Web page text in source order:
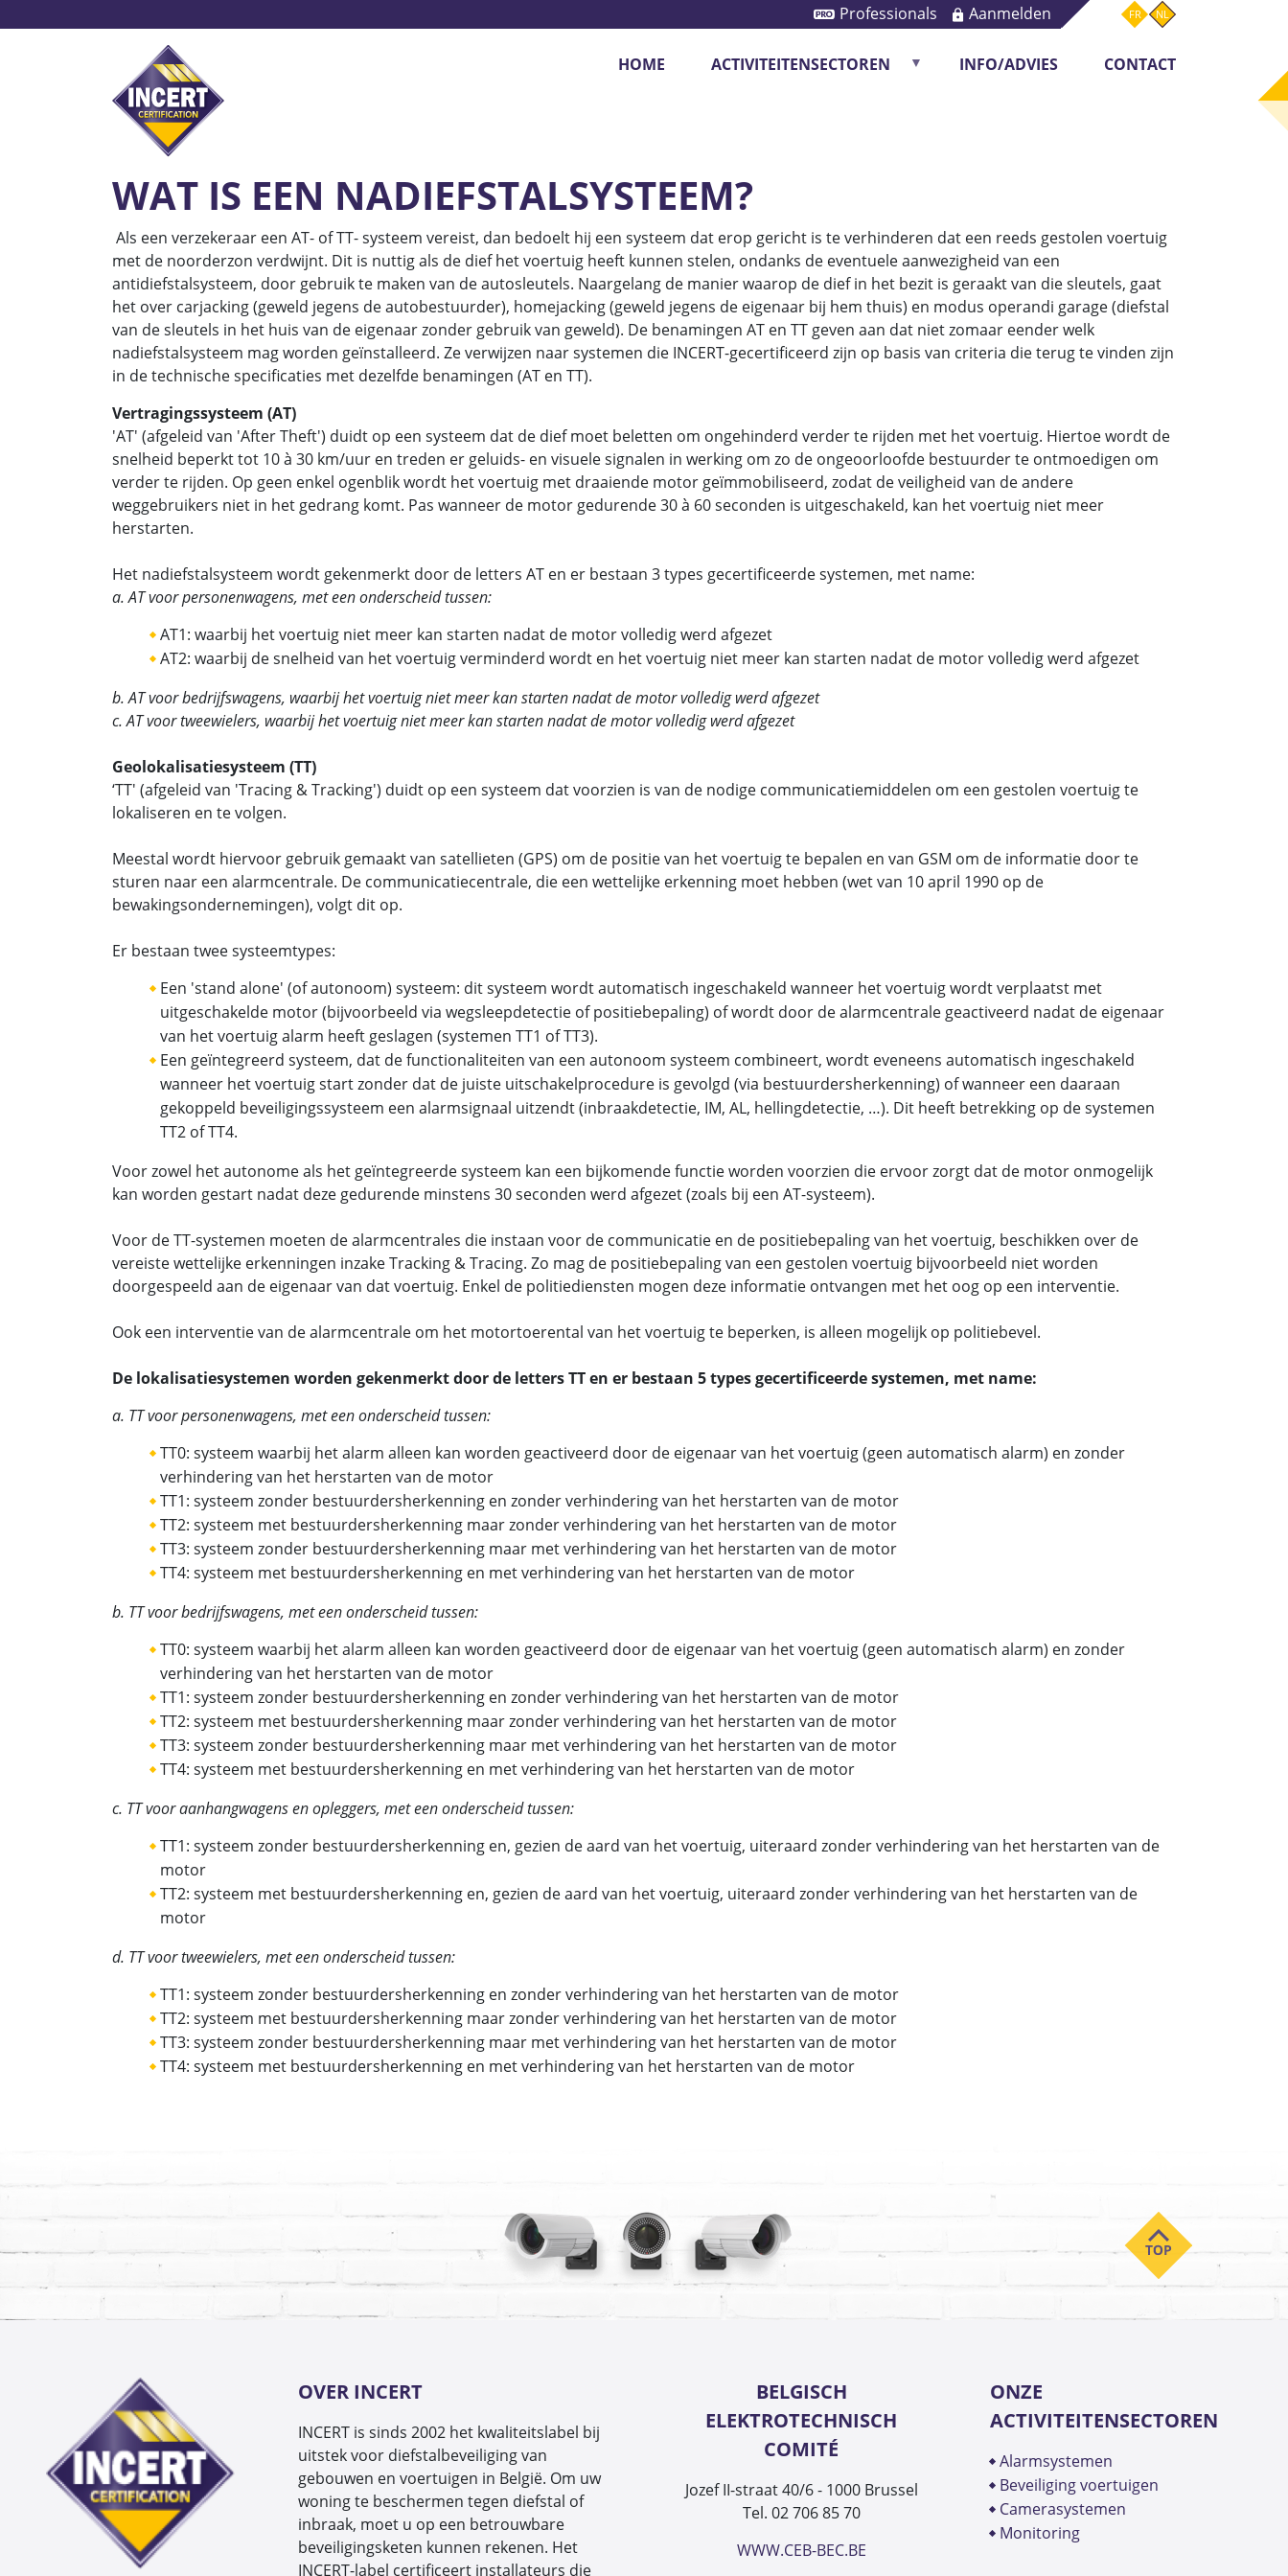
en
Professionals Aanmelden FR NL
HOME ACTIVITEITENSECTOREN INFO/ADVIES CONTACT
WAT IS EEN NADIEFSTALSYSTEEM?
Als een verzekeraar een AT- of TT- systeem vereist, dan bedoelt hij een systeem dat erop gericht is te verhinderen dat een reeds gestolen voertuig
met de noorderzon verdwijnt. Dit is nuttig als de dief het voertuig heeft kunnen stelen, ondanks de eventuele aanwezigheid van een
antidiefstalsysteem, door gebruik te maken van de autosleutels. Naargelang de manier waarop de dief in het bezit is geraakt van die sleutels, gaat
het over carjacking (geweld jegens de autobestuurder), homejacking (geweld jegens de eigenaar bij hem thuis) en modus operandi garage (diefstal
van de sleutels in het huis van de eigenaar zonder gebruik van geweld). De benamingen AT en TT geven aan dat niet zomaar eender welk
nadiefstalsysteem mag worden geïnstalleerd. Ze verwijzen naar systemen die INCERT-gecertificeerd zijn op basis van criteria die terug te vinden zijn
in de technische specificaties met dezelfde benamingen (AT en TT).
Vertragingssysteem (AT)
'AT' (afgeleid van 'After Theft') duidt op een systeem dat de dief moet beletten om ongehinderd verder te rijden met het voertuig. Hiertoe wordt de
snelheid beperkt tot 10 à 30 km/uur en treden er geluids- en visuele signalen in werking om zo de ongeoorloofde bestuurder te ontmoedigen om
verder te rijden. Op geen enkel ogenblik wordt het voertuig met draaiende motor geïmmobiliseerd, zodat de veiligheid van de andere
weggebruikers niet in het gedrang komt. Pas wanneer de motor gedurende 30 à 60 seconden is uitgeschakeld, kan het voertuig niet meer
herstarten.
Het nadiefstalsysteem wordt gekenmerkt door de letters AT en er bestaan 3 types gecertificeerde systemen, met name:
a. AT voor personenwagens, met een onderscheid tussen:
AT1: waarbij het voertuig niet meer kan starten nadat de motor volledig werd afgezet
AT2: waarbij de snelheid van het voertuig verminderd wordt en het voertuig niet meer kan starten nadat de motor volledig werd afgezet
b. AT voor bedrijfswagens, waarbij het voertuig niet meer kan starten nadat de motor volledig werd afgezet
c. AT voor tweewielers, waarbij het voertuig niet meer kan starten nadat de motor volledig werd afgezet
Geolokalisatiesysteem (TT)
‘TT' (afgeleid van 'Tracing & Tracking') duidt op een systeem dat voorzien is van de nodige communicatiemiddelen om een gestolen voertuig te
lokaliseren en te volgen.
Meestal wordt hiervoor gebruik gemaakt van satellieten (GPS) om de positie van het voertuig te bepalen en van GSM om de informatie door te
sturen naar een alarmcentrale. De communicatiecentrale, die een wettelijke erkenning moet hebben (wet van 10 april 1990 op de
bewakingsondernemingen), volgt dit op.
Er bestaan twee systeemtypes:
Een 'stand alone' (of autonoom) systeem: dit systeem wordt automatisch ingeschakeld wanneer het voertuig wordt verplaatst met
uitgeschakelde motor (bijvoorbeeld via wegsleepdetectie of positiebepaling) of wordt door de alarmcentrale geactiveerd nadat de eigenaar
van het voertuig alarm heeft geslagen (systemen TT1 of TT3).
Een geïntegreerd systeem, dat de functionaliteiten van een autonoom systeem combineert, wordt eveneens automatisch ingeschakeld
wanneer het voertuig start zonder dat de juiste uitschakelprocedure is gevolgd (via bestuurdersherkenning) of wanneer een daaraan
gekoppeld beveiligingssysteem een alarmsignaal uitzendt (inbraakdetectie, IM, AL, hellingdetectie, …). Dit heeft betrekking op de systemen
TT2 of TT4.
Voor zowel het autonome als het geïntegreerde systeem kan een bijkomende functie worden voorzien die ervoor zorgt dat de motor onmogelijk
kan worden gestart nadat deze gedurende minstens 30 seconden werd afgezet (zoals bij een AT-systeem).
Voor de TT-systemen moeten de alarmcentrales die instaan voor de communicatie en de positiebepaling van het voertuig, beschikken over de
vereiste wettelijke erkenningen inzake Tracking & Tracing. Zo mag de positiebepaling van een gestolen voertuig bijvoorbeeld niet worden
doorgespeeld aan de eigenaar van dat voertuig. Enkel de politiediensten mogen deze informatie ontvangen met het oog op een interventie.
Ook een interventie van de alarmcentrale om het motortoerental van het voertuig te beperken, is alleen mogelijk op politiebevel.
De lokalisatiesystemen worden gekenmerkt door de letters TT en er bestaan 5 types gecertificeerde systemen, met name:
a. TT voor personenwagens, met een onderscheid tussen:
TT0: systeem waarbij het alarm alleen kan worden geactiveerd door de eigenaar van het voertuig (geen automatisch alarm) en zonder
verhindering van het herstarten van de motor
TT1: systeem zonder bestuurdersherkenning en zonder verhindering van het herstarten van de motor
TT2: systeem met bestuurdersherkenning maar zonder verhindering van het herstarten van de motor
TT3: systeem zonder bestuurdersherkenning maar met verhindering van het herstarten van de motor
TT4: systeem met bestuurdersherkenning en met verhindering van het herstarten van de motor
b. TT voor bedrijfswagens, met een onderscheid tussen:
TT0: systeem waarbij het alarm alleen kan worden geactiveerd door de eigenaar van het voertuig (geen automatisch alarm) en zonder
verhindering van het herstarten van de motor
TT1: systeem zonder bestuurdersherkenning en zonder verhindering van het herstarten van de motor
TT2: systeem met bestuurdersherkenning maar zonder verhindering van het herstarten van de motor
TT3: systeem zonder bestuurdersherkenning maar met verhindering van het herstarten van de motor
TT4: systeem met bestuurdersherkenning en met verhindering van het herstarten van de motor
c. TT voor aanhangwagens en opleggers, met een onderscheid tussen:
TT1: systeem zonder bestuurdersherkenning en, gezien de aard van het voertuig, uiteraard zonder verhindering van het herstarten van de
motor
TT2: systeem met bestuurdersherkenning en, gezien de aard van het voertuig, uiteraard zonder verhindering van het herstarten van de
motor
d. TT voor tweewielers, met een onderscheid tussen:
TT1: systeem zonder bestuurdersherkenning en zonder verhindering van het herstarten van de motor
TT2: systeem met bestuurdersherkenning maar zonder verhindering van het herstarten van de motor
TT3: systeem zonder bestuurdersherkenning maar met verhindering van het herstarten van de motor
TT4: systeem met bestuurdersherkenning en met verhindering van het herstarten van de motor
OVER INCERT
INCERT is sinds 2002 het kwaliteitslabel bij
uitstek voor diefstalbeveiliging van
gebouwen en voertuigen in België. Om uw
woning te beschermen tegen diefstal of
inbraak, moet u op een betrouwbare
beveiligingsketen kunnen rekenen. Het
INCERT-label certificeert installateurs die
BELGISCH
ELEKTROTECHNISCH
COMITÉ
Jozef II-straat 40/6 - 1000 Brussel
Tel. 02 706 85 70
WWW.CEB-BEC.BE
ONZE
ACTIVITEITENSECTOREN
alarmsystemen
beveiliging voertuigen
camerasystemen
monitoring